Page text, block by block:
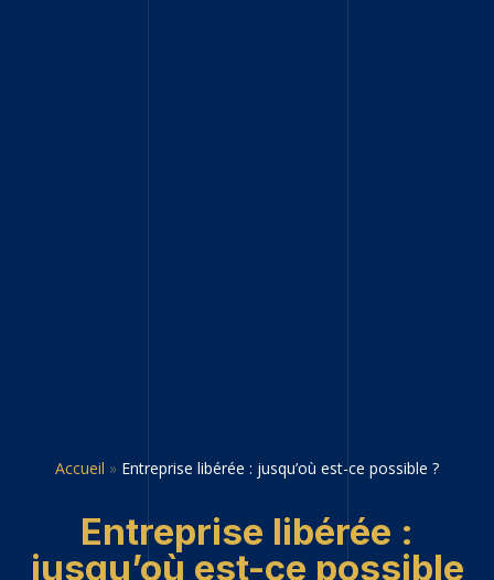
Accueil » Entreprise libérée : jusqu’où est-ce possible ?
Entreprise libérée :
jusqu’où est-ce possible